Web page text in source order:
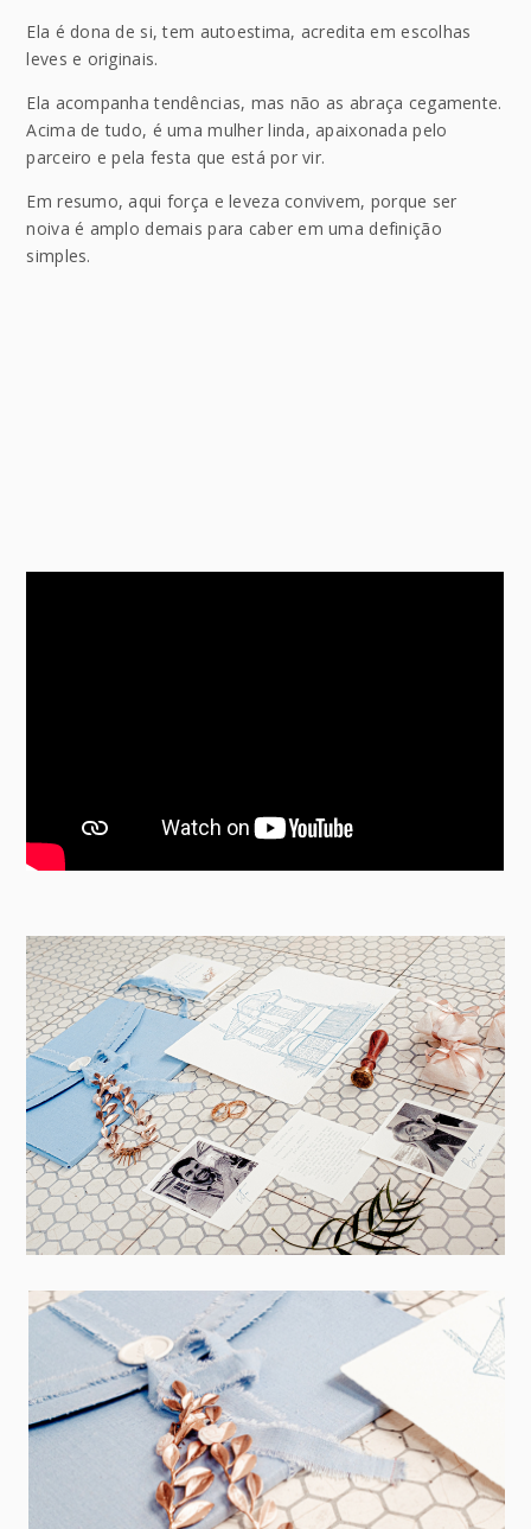
Ela é dona de si, tem autoestima, acredita em escolhas
leves e originais.
Ela acompanha tendências, mas não as abraça cegamente.
Acima de tudo, é uma mulher linda, apaixonada pelo
parceiro e pela festa que está por vir.
Em resumo, aqui força e leveza convivem, porque ser
noiva é amplo demais para caber em uma definição
simples.